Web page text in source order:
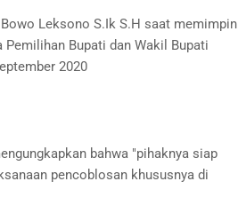
Leksono S.Ik S.H saat memimpin
Pemilihan Bupati dan Wakil Bupati
2020
bahwa "pihaknya siap
pencoblosan khususnya di